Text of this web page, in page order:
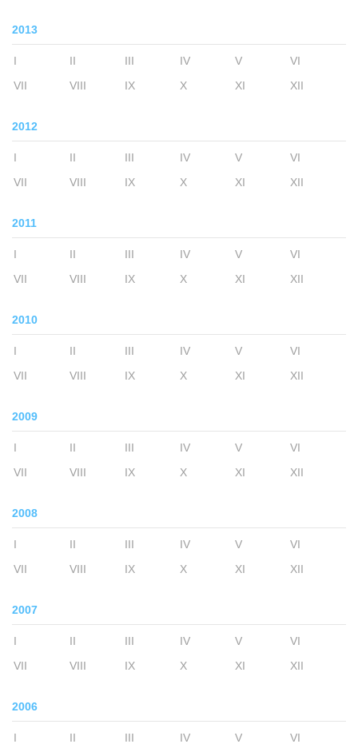
2013
I II III IV V
VI
VII
VIII IX X XI XII
2012
I II III IV V
VI
VII
VIII IX X XI XII
2011
I II III IV V
VI
VII
VIII IX X XI XII
2010
I II III IV V
VI
VII
VIII IX X XI XII
2009
I II III IV V
VI
VII
VIII IX X XI XII
2008
I II III IV V
VI
VII
VIII IX X XI XII
2007
I II III IV V
VI
VII
VIII IX X XI XII
2006
I II III IV V
VI